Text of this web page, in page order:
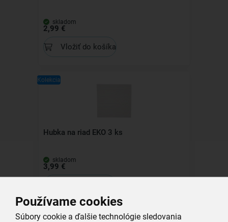
Používame cookies
Súbory cookie a ďalšie technológie sledovania
skladom
2,99 €
Vložiť do košíka
Kolekcia
Hubka na riad EKO 3 ks
skladom
3,99 €
Kolekcia